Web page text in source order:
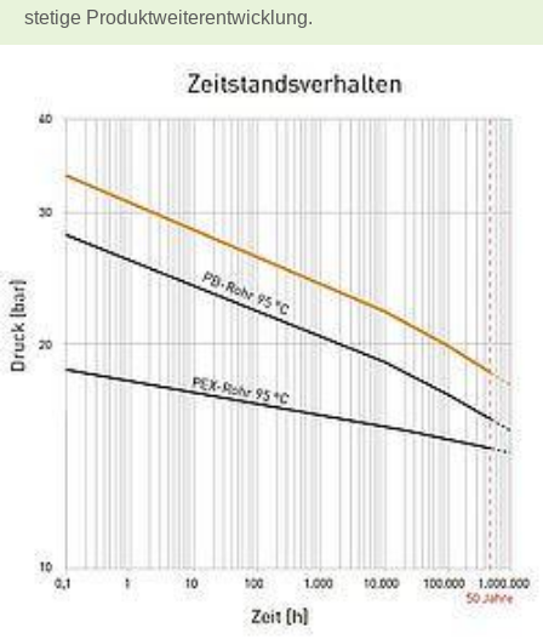
stetige Produktweiterentwicklung.